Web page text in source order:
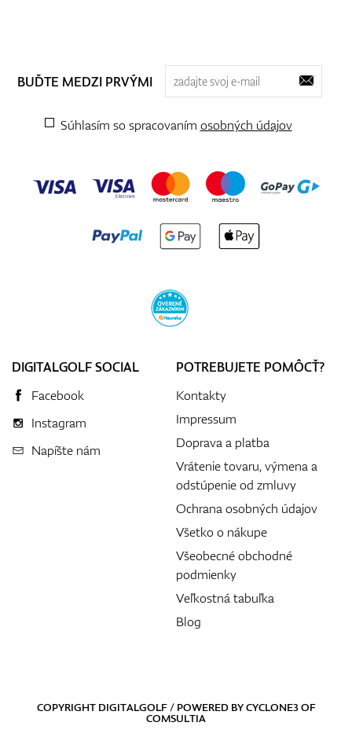
BUĎTE MEDZI PRVÝMI
Súhlasím so spracovaním osobných údajov
DIGITALGOLF SOCIAL
Facebook
Instagram
Napíšte nám
POTREBUJETE POMÔCŤ?
Kontakty
Impressum
Doprava a platba
Vrátenie tovaru, výmena a
odstúpenie od zmluvy
Ochrana osobných údajov
Všetko o nákupe
Všeobecné obchodné
podmienky
Veľkostná tabuľka
Blog
COPYRIGHT DIGITALGOLF / POWERED BYCYCLONE3OF
COMSULTIA